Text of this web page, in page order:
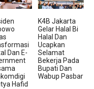
Dan E-
Hafid
K4B Jakarta
Gelar Halal Bi
Halal Dan
Ucapkan
Selamat
Bekerja Pada
Bupati Dan
Wabup Pasbar